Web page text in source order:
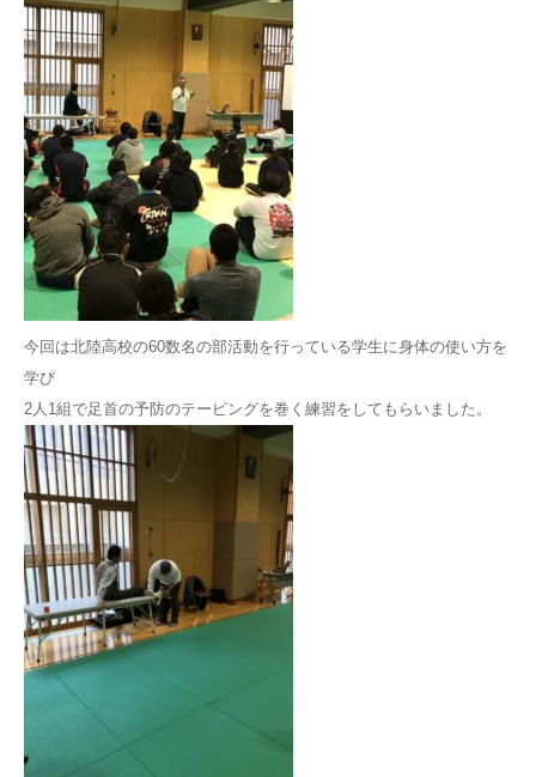
今回は北陸高校の60数名の部活動を行っている学生に身体の使い方を
学び
2人1組で足首の予防のテーピングを巻く練習をしてもらいました。